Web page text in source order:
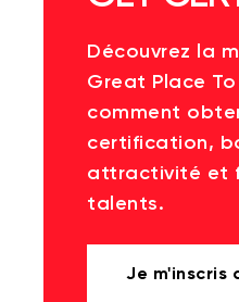
Découvrez la
Great Place
comment
certification,
attractivité et
talents.
Je m'inscris